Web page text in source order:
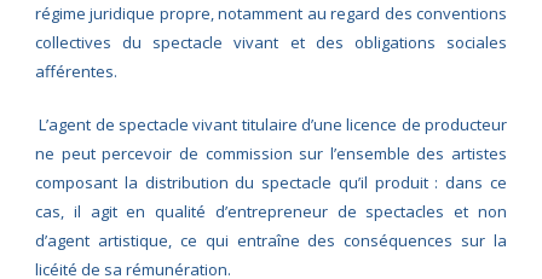
régime juridique propre, notamment au regard des conventions
collectives du spectacle vivant et des obligations sociales
afférentes.
L’agent de spectacle vivant titulaire d’une licence de producteur
ne peut percevoir de commission sur l’ensemble des artistes
composant la distribution du spectacle qu’il produit : dans ce
cas, il agit en qualité d’entrepreneur de spectacles et non
d’agent artistique, ce qui entraîne des conséquences sur la
licéité de sa rémunération.